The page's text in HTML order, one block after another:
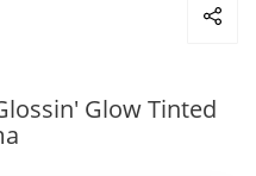
Glow Tinted